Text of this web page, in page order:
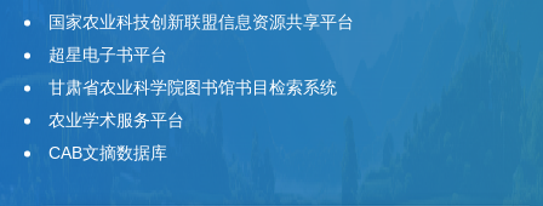
国家农业科技创新联盟信息资源共享平台
超星电子书平台
甘肃省农业科学院图书馆书目检索系统
农业学术服务平台
CAB文摘数据库